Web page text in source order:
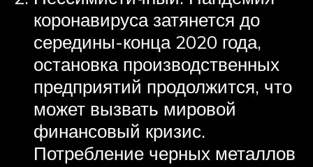
коронавируса затянется до
середины-конца 2020 года,
остановка производственных
предприятий продолжится, что
может вызвать мировой
финансовый кризис.
Потребление черных металлов